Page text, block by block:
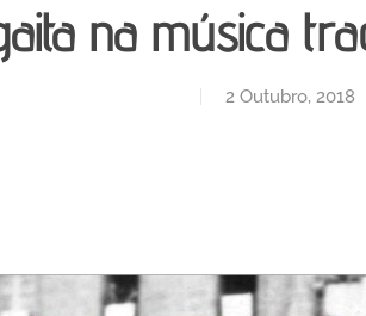
na música
2 Outubro, 2018